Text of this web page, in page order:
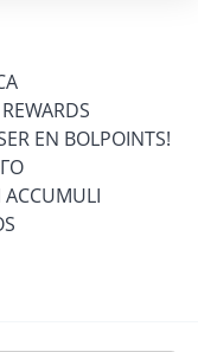
EN BOLPOINTS!